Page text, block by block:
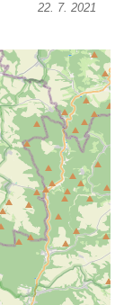
22. 7. 2021